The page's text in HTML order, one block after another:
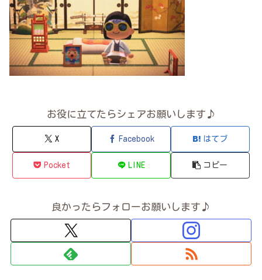
お役に立てたらシェアお願いします♪
X Facebook はてブ
Pocket LINE コピー
良かったらフォローお願いします♪